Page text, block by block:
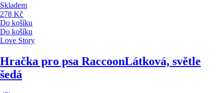
Skladem
278 Kč
Do košíku
Do košíku
Love Story
Hračka pro psa RaccoonLátková, světle
šedá